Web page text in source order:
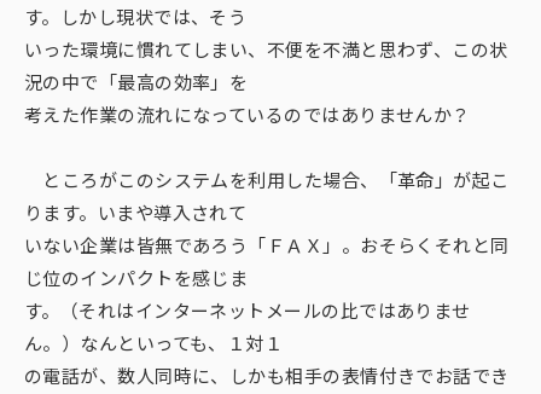
す。しかし現状では、そう
いった環境に慣れてしまい、不便を不満と思わず、この状
況の中で「最高の効率」を
考えた作業の流れになっているのではありませんか？
ところがこのシステムを利用した場合、「革命」が起こ
ります。いまや導入されて
いない企業は皆無であろう「ＦＡＸ」。おそらくそれと同
じ位のインパクトを感じま
す。（それはインターネットメールの比ではありませ
ん。）なんといっても、１対１
の電話が、数人同時に、しかも相手の表情付きでお話でき